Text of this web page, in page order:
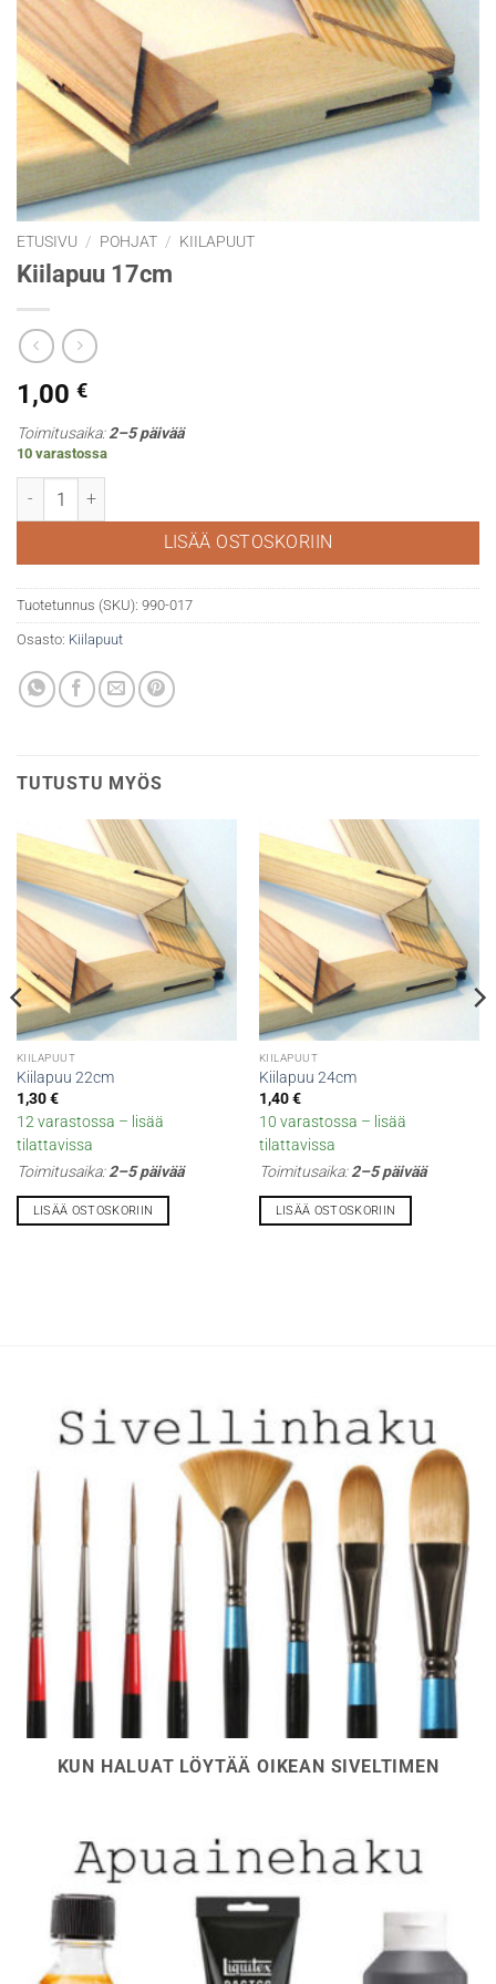
ETUSIVU / POHJAT / KIILAPUUT
Kiilapuu 17cm
1,00 €
Toimitusaika:2–5 päivää
10 varastossa
Kiilapuu 17cm määrä
LISÄÄ OSTOSKORIIN
Tuotetunnus (SKU): 990-017
Osasto: Kiilapuut
TUTUSTU MYÖS
KIILAPUUT
Kiilapuu 22cm
1,30€
12 varastossa – lisää
tilattavissa
Toimitusaika:2–5 päivää
LISÄÄ OSTOSKORIIN
KIILAPUUT
Kiilapuu 24cm
1,40€
10 varastossa – lisää
tilattavissa
Toimitusaika:2–5 päivää
LISÄÄ OSTOSKORIIN
KUN HALUAT LÖYTÄÄ OIKEAN SIVELTIMEN